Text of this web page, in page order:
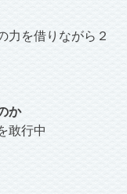
力を借りながら２
か
敢行中